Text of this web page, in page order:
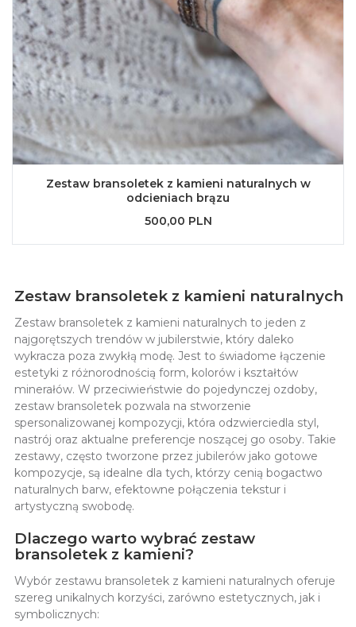
Zestaw bransoletek z kamieni naturalnych w
odcieniach brązu
500,00 PLN
Zestaw bransoletek z kamieni naturalnych
Zestaw bransoletek z kamieni naturalnych to jeden z
najgorętszych trendów w jubilerstwie, który daleko
wykracza poza zwykłą modę. Jest to świadome łączenie
estetyki z różnorodnością form, kolorów i kształtów
minerałów. W przeciwieństwie do pojedynczej ozdoby,
zestaw bransoletek pozwala na stworzenie
spersonalizowanej kompozycji, która odzwierciedla styl,
nastrój oraz aktualne preferencje noszącej go osoby. Takie
zestawy, często tworzone przez jubilerów jako gotowe
kompozycje, są idealne dla tych, którzy cenią bogactwo
naturalnych barw, efektowne połączenia tekstur i
artystyczną swobodę.
Dlaczego warto wybrać zestaw
bransoletek z kamieni?
Wybór zestawu bransoletek z kamieni naturalnych oferuje
szereg unikalnych korzyści, zarówno estetycznych, jak i
symbolicznych: